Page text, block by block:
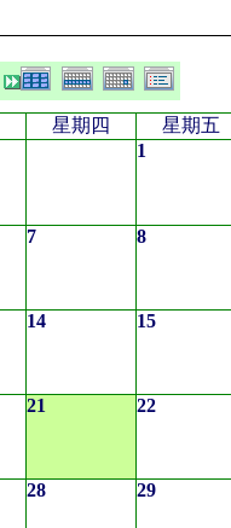
星期四 星期五
1
7 8
14 15
21 22
28 29